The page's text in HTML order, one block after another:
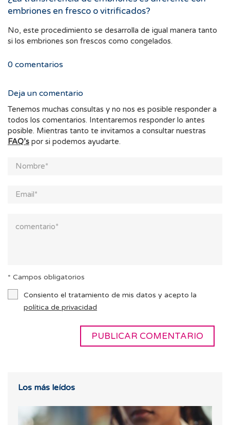
embriones en fresco o vitrificados?
No, este procedimiento se desarrolla de igual manera tanto
si los embriones son frescos como congelados.
0 comentarios
Deja un comentario
Tenemos muchas consultas y no nos es posible responder a
todos los comentarios. Intentaremos responder lo antes
posible. Mientras tanto te invitamos a consultar nuestras
FAQ’s por si podemos ayudarte.
* Campos obligatorios
Consiento el tratamiento de mis datos y acepto la
política de privacidad
Los más leídos